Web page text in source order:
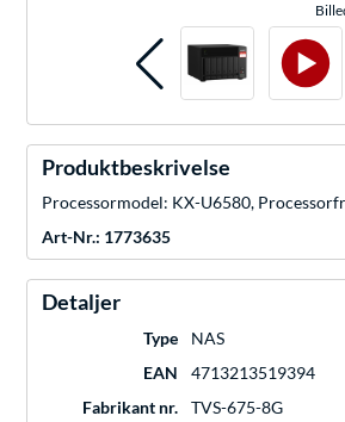
Produktbeskrivelse
Processormodel: KX-U6580,
Art-Nr.: 1773635
Detaljer
Type
NAS
EAN
4713213519394
Fabrikant nr.
TVS-675-8G